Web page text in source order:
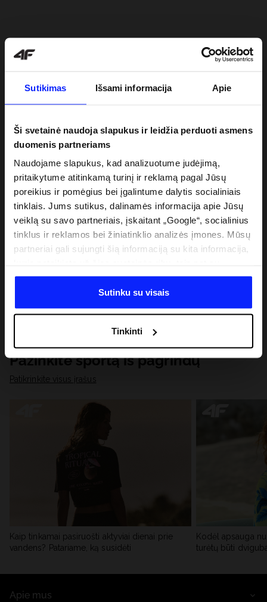
Sutikimas Išsami informacija Apie
Ši svetainė naudoja slapukus ir leidžia perduoti asmens
duomenis partneriams
Naudojame slapukus, kad analizuotume judėjimą,
pritaikytume atitinkamą turinį ir reklamą pagal Jūsų
poreikius ir pomėgius bei įgalintume dalytis socialiniais
tinklais. Jums sutikus, dalinamės informacija apie Jūsų
veiklą su savo partneriais, įskaitant „Google“, socialinius
tinklus ir reklamos bei žiniatinklio analizės įmones. Mūsų
partneriai gali sujungti šią informaciją su kita informacija,
duomenimis, kuriuos jie gauna, kai naudojatės jų
paslaugomis. Gavus Jūsų leidimą, mes galime perduoti
Jūsų asmeninę informaciją savo partneriams, siekdami
analitinius tyrimus, pritaikyti turinį ir tobulinti mūsų
partnerių siūlomus sprendimus (pvz., socialinius tinklus).
Išsamią informaciją rasite mūsų Privatumo politikoje ir
skiltyje „Išsami informacija“.
Sutinku su visais
Tinkinti
Pažinkite sportą iš pagrindų
Patikrinkite visus įrašus
Kaip tinkamai pasiruošti aktyviai dienai prie
vandens? Patariame, ką susidėti
Kodėl apsauga
turėtų būti
Apie mus